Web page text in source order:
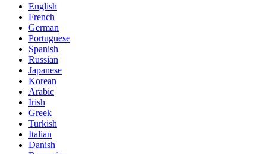
English
French
German
Portuguese
Spanish
Russian
Japanese
Korean
Arabic
Irish
Greek
Turkish
Italian
Danish